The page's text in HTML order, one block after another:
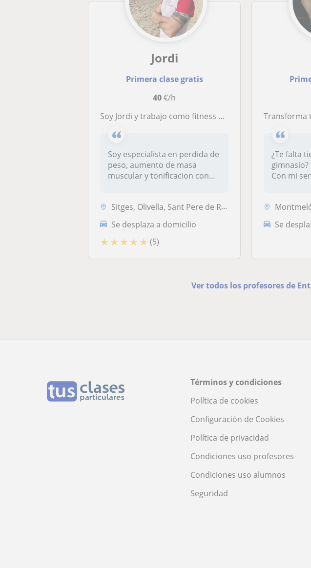
Jordi
Primera clase gratis
40€/h
Soy Jordi y trabajo como fitness Coach desde hace mas de 10 años y durante este tiempo he podido trabajar con una gran cantidad de clientes satisfechos garantizando seriedad, exclusividad y compromiso
Soy especialista en perdida de
peso, aumento de masa
muscular y tonificacion con
Sitges, Olivella, Sant Pere de Ribes, Vilanova I la Geltrú
Se desplaza a domicilio
★ ★ ★ ★ ★ (5)
Transforma tu cuerpo sin
¿Te falta
gimnasio?
Con mi
Montmeló, Cardedeu,
Se
Ver todos los profesores de
Términos y condiciones
Política de cookies
Configuración de Cookies
Política de privacidad
Condiciones uso profesores
Condiciones uso alumnos
Seguridad